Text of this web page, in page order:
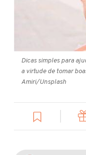
Dicas simples para
a virtude de tomar
Amiri/Unsplash